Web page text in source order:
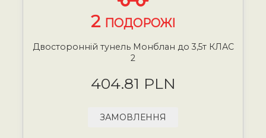
2 ПОДОРОЖІ
Двосторонній тунель Монблан до 3,5т КЛАС
2
404.81 PLN
ЗАМОВЛЕННЯ